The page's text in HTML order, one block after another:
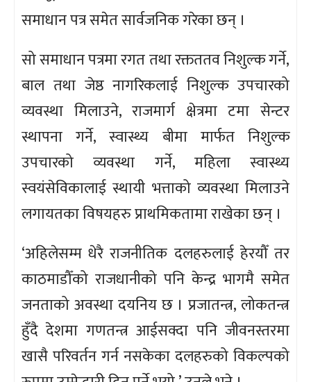
समाधान पत्र समेत सार्वजनिक गरेका छन् ।
सो समाधान पत्रमा रगत तथा रक्तततव निशुल्क गर्ने,
बाल तथा जेष्ठ नागरिकलाई निशुल्क उपचारको
व्यवस्था मिलाउने, राजमार्ग क्षेत्रमा टमा सेन्टर
स्थापना गर्ने, स्वास्थ्य बीमा मार्फत निशुल्क
उपचारको व्यवस्था गर्ने, महिला स्वास्थ्य
स्वयंसेविकालाई स्थायी भत्ताको व्यवस्था मिलाउने
लगायतका विषयहरु प्राथमिकतामा राखेका छन् ।
‘अहिलेसम्म धेरै राजनीतिक दलहरुलाई हेरयौँ तर
काठमाडौँको राजधानीको पनि केन्द्र भागमै समेत
जनताको अवस्था दयनिय छ । प्रजातन्त्र, लोकतन्त्र
हुँदै देशमा गणतन्त्र आईसक्दा पनि जीवनस्तरमा
खासै परिवर्तन गर्न नसकेका दलहरुको विकल्पको